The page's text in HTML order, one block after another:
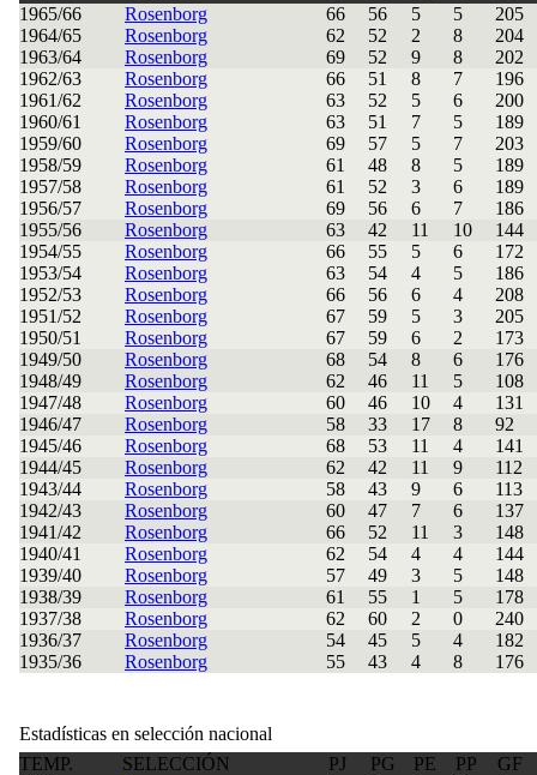
1965/66
Rosenborg 66 56 5 5
205
1964/65
Rosenborg 62 52 2 8
204
1963/64
Rosenborg 69 52 9 8
202
1962/63
Rosenborg 66 51 8 7
196
1961/62
Rosenborg 63 52 5 6
200
1960/61
Rosenborg 63 51 7 5
189
1959/60
Rosenborg 69 57 5 7
203
1958/59
Rosenborg 61 48 8 5
189
1957/58
Rosenborg 61 52 3 6
189
1956/57
Rosenborg 69 56 6 7
186
1955/56
Rosenborg 63 42 11 10
144
1954/55
Rosenborg 66 55 5 6
172
1953/54
Rosenborg 63 54 4 5
186
1952/53
Rosenborg 66 56 6 4
208
1951/52
Rosenborg 67 59 5 3
205
1950/51
Rosenborg 67 59 6 2
173
1949/50
Rosenborg 68 54 8 6
176
1948/49
Rosenborg 62 46 11 5
108
1947/48
Rosenborg 60 46 10 4
131
1946/47
Rosenborg 58 33 17 8
92
1945/46
Rosenborg 68 53 11 4
141
1944/45
Rosenborg 62 42 11 9
112
1943/44
Rosenborg 58 43 9 6
113
1942/43
Rosenborg 60 47 7 6
137
1941/42
Rosenborg 66 52 11 3
148
1940/41
Rosenborg 62 54 4 4
144
1939/40
Rosenborg 57 49 3 5
148
1938/39
Rosenborg 61 55 1 5
178
1937/38
Rosenborg 62 60 2 0
240
1936/37
Rosenborg 54 45 5 4
182
1935/36
Rosenborg 55 43 4 8 176
Estadísticas en selección nacional
TEMP.
SELECCIÓN PJ PG PE PP
GF